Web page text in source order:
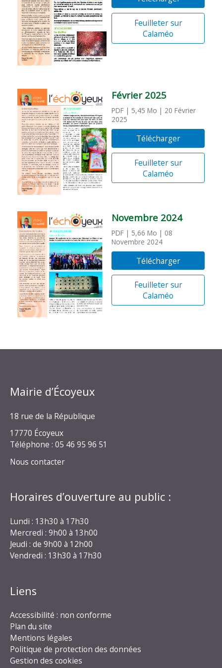
Feuilleter sur
Calaméo
Février 2025
PDF | 5,45 Mo | 20 Février
2025
Télécharger
Feuilleter sur
Calaméo
Novembre 2024
PDF | 5,66 Mo | 08
Novembre 2024
Télécharger
Feuilleter sur
Calaméo
Mairie d’Écoyeux
18 rue de la République
17770 Écoyeux
Téléphone : 05 46 95 96 51
Nous contacter
Horaires d’ouverture au public :
Lundi : 13h30 à 17h30
Mercredi : 9h00 à 13h00
Jeudi : de 9h00 à 12h00
Vendredi : 13h30 à 17h30
Liens
Accessibilité : non conforme
Plan du site
Mentions légales
Politique de protection des données
Gestion des cookies